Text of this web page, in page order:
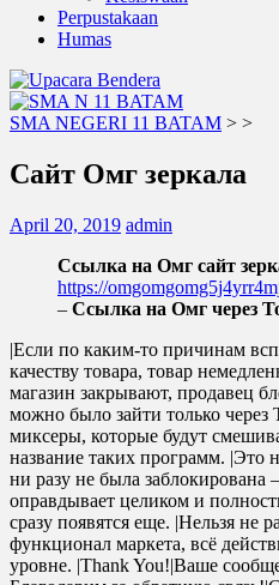
Perpustakaan
Humas
SMA NEGERI 11 BATAM > >
Сайт Омг зеркала
April 20, 2019 admin
Ссылка на Омг сайт
https://
– Ссылка на Омг через
|Если по каким-то причинам
качеству товара, товар
магазин закрывают, продавец
можно было зайти только
миксеры, которые будут
название таких программ. |Это
ни разу не была заблокирована
оправдывает целиком и
сразу появятся еще. |Нельзя не
функционал маркета, всё
уровне. |Thank You!|Ваше